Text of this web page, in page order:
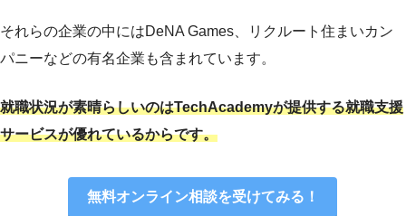
それらの企業の中にはDeNA Games、リクルート住まいカン
パニーなどの有名企業も含まれています。
就職状況が素晴らしいのはTechAcademyが提供する就職支援
サービスが優れているからです。
無料オンライン相談を受けてみる！